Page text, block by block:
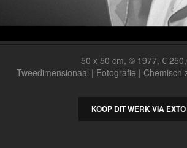
50 x 50 cm, © 1977, €
Tweedimensionaal | Fotografie | Chemisch
KOOP DIT WERK VIA EXTO